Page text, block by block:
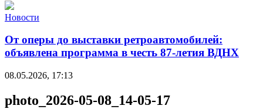
Новости
От оперы до выставки ретроавтомобилей:
объявлена программа в честь 87-летия ВДНХ
08.05.2026, 17:13
photo_2026-05-08_14-05-17